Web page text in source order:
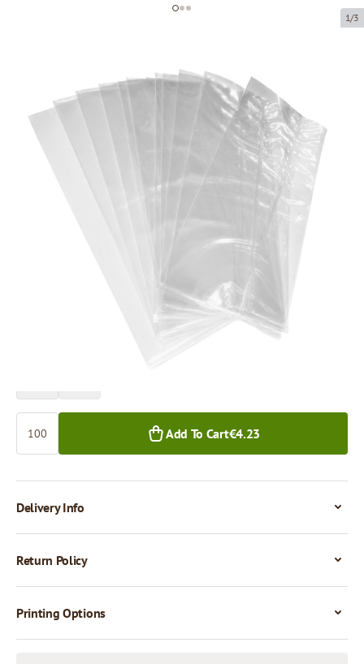
1/3
Polypropylene bag without fold
Product code:
Size:
120 x 220 mm
Material:
Thickness:
Product can be collected from a pickup point.
€3.15
1,000+ pcs.
Add To Cart€4.23
Delivery Info
Return Policy
Printing Options